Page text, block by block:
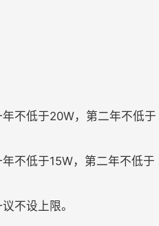
不低于20W，第二年不低于
不低于15W，第二年不低于
不设上限。